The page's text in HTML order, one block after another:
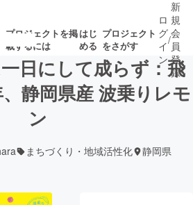
プロジェクトを掲
載するには
はじ
める
プロジェクト
をさがす
の新着プロ
ロ
グ
イ
ン
/
新
規
会
員
登
録
日にして成らず：飛
静岡県産 波乗りレモ
ン
まちづくり・地域活性化 静岡県